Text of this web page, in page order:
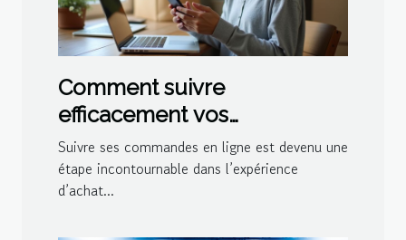
Comment suivre
efficacement vos
commandes en ligne ?
Suivre ses commandes en ligne est devenu une
étape incontournable dans l’expérience
d’achat...